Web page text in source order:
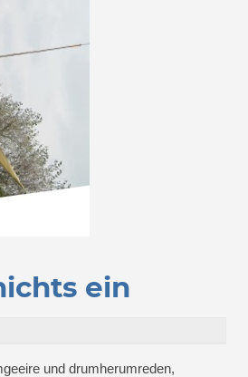
ein
und drumherumreden,